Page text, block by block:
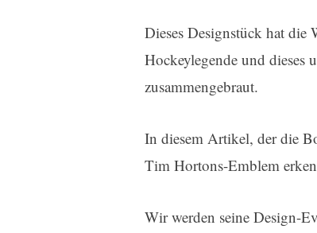
Dieses Designstück hat die
Hockeylegende und dieses
zusammengebraut.
In diesem Artikel, der die
Tim Hortons-Emblem
Wir werden seine Design-